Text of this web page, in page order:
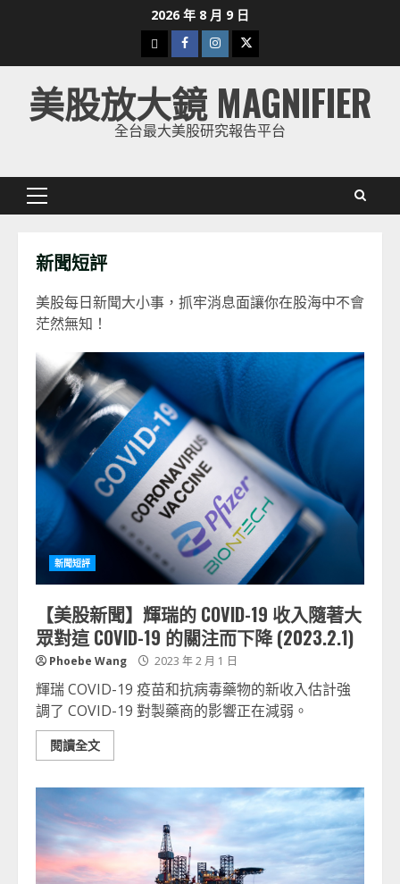
2026 年 8 月 9 日
下
載
美
股
Facebook
Instagram
Twitter
美股放大鏡 MAGNIFIER
全台最大美股研究報告平台
Primary
新聞短評
美股每日新聞大小事，抓牢消息面讓你在股海中不會
茫然無知！
新聞短評
【美股新聞】輝瑞的 COVID-19 收入隨著大
眾對這 COVID-19 的關注而下降 (2023.2.1)
Phoebe Wang 2023 年 2 月 1 日
輝瑞 COVID-19 疫苗和抗病毒藥物的新收入估計強
調了 COVID-19 對製藥商的影響正在減弱。
閱讀全文